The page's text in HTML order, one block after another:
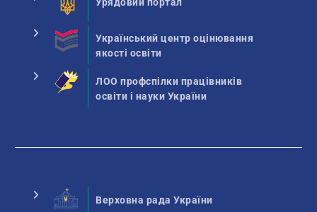
Український центр оцінювання
якості освіти
ЛОО профспілки працівників
освіти і науки України
Верховна рада України